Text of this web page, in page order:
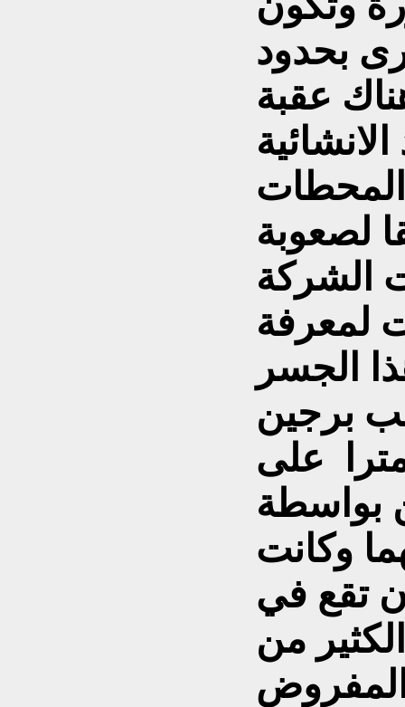
بحدود
عقبة
المحطات
لصعوبة
الشركة
لمعرفة
الجسر
برجين
على
بواسطة
وكانت
تقع في
من